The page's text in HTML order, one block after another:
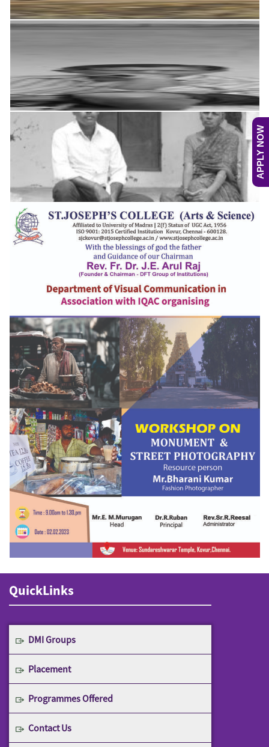
APPLY NOW
QuickLinks
DMI Groups
Placement
Programmes Offered
Contact Us